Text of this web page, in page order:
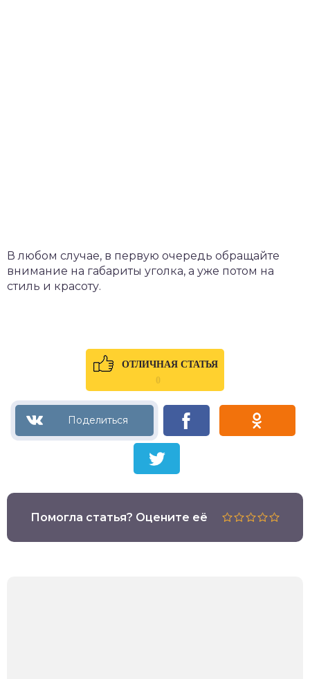
В любом случае, в первую очередь обращайте
внимание на габариты уголка, а уже потом на
стиль и красоту.
ОТЛИЧНАЯ СТАТЬЯ
0
Помогла статья? Оцените её